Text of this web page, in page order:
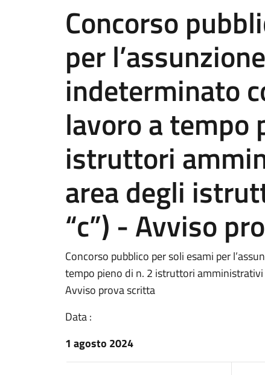
Concorso
per
indeterminato
lavoro a tempo
istruttori
area degli
“c”) - Avviso
Concorso pubblico per soli esami per
tempo pieno di n. 2 istruttori
Avviso prova scritta
Data :
1 agosto 2024